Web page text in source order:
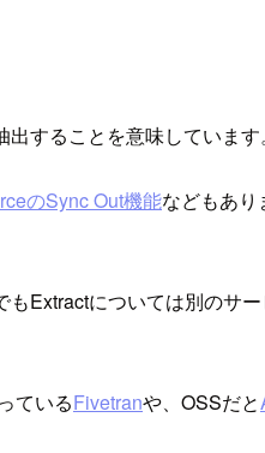
することを意味しています。
のSync Out機能などもあり
Extractについては別のサ
ているFivetranや、OSSだと